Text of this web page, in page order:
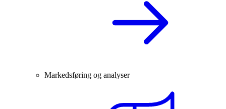
Markedsføring og analyser